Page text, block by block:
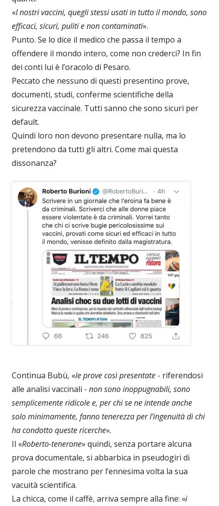
«I nostri vaccini, quegli stessi usati in tutto il mondo, sono
efficaci, sicuri, puliti e non contaminati».
Punto. Se lo dice il medico che passa il tempo a
offendere il mondo intero, come non crederci? In fin
dei conti lui è l’oracolo di Pesaro.
Peccato che nessuno di questi presentino prove,
documenti, studi, conferme scientifiche della
sicurezza vaccinale. Tutti sanno che sono sicuri per
default.
Quindi loro non devono presentare nulla, ma lo
pretendono da tutti gli altri. Come mai questa
dissonanza?
Continua Bubù, «le prove così presentate - riferendosi
alle analisi vaccinali - non sono inoppugnabili, sono
semplicemente ridicole e, per chi se ne intende anche
solo minimamente, fanno tenerezza per l’ingenuità di chi
ha condotto queste ricerche».
Il «Roberto-tenerone» quindi, senza portare alcuna
prova documentale, si abbarbica in pseudogiri di
parole che mostrano per l’ennesima volta la sua
vacuità scientifica.
La chicca, come il caffè, arriva sempre alla fine: «i